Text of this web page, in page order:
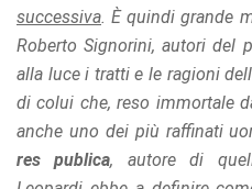
successiva . È quindi grande
Roberto Signorini, autori del
alla luce i tratti e le ragioni
di colui che, reso immortale
anche uno dei più raffinati
res publica, autore di